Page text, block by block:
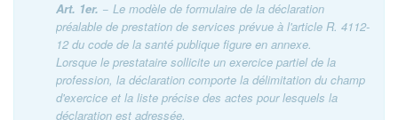
Art. 1er. − Le modèle de formulaire de la déclaration
préalable de prestation de services prévue à l'article R. 4112-
12 du code de la santé publique figure en annexe.
Lorsque le prestataire sollicite un exercice partiel de la
profession, la déclaration comporte la délimitation du champ
d'exercice et la liste précise des actes pour lesquels la
déclaration est adressée.